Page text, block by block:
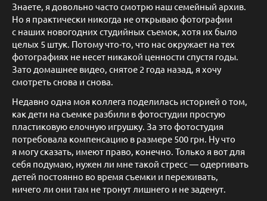
Знаете, я довольно часто смотрю наш семейный архив.
Но я практически никогда не открываю фотографии
с наших новогодних студийных съемок, хотя их было
целых 5 штук. Потому что-то, что нас окружает на тех
фотографиях не несет никакой ценности спустя годы.
Зато домашнее видео, снятое 2 года назад, я хочу
смотреть снова и снова.
Недавно одна моя коллега поделилась историей о том,
как дети на съемке разбили в фотостудии простую
пластиковую елочную игрушку. За это фотостудия
потребовала компенсацию в размере 500 грн. Ну что
я могу сказать, имеют право, конечно. Только я вот для
себя подумаю, нужен ли мне такой стресс — одергивать
детей постоянно во время съемки и переживать,
ничего ли они там не тронут лишнего и не заденут.